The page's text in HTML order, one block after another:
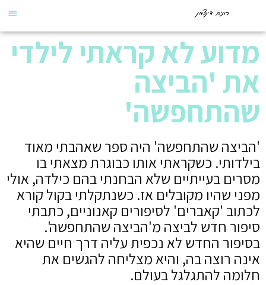
מדוע לא קראתי לילדי
את 'הביצה
שהתחפשה'
'הביצה שהתחפשה' היה ספר שאהבתי מאוד
בילדותי. כשקראתי אותו כבוגרת מצאתי בו
מסרים בעייתיים שלא הבחנתי בהם כילדה, אולי
מפני שהיו מקובלים אז. כשנתקלתי בקול קורא
לכתוב 'קאברים' לסיפורים קאנוניים, כתבתי
סיפור חדש לביצה מ'הביצה שהתחפשה'.
בסיפור החדש לא נכפית עליה דרך חיים שהיא
אינה רוצה בה, והיא מצליחה להגשים את
חלומה להתגלגל בעולם.